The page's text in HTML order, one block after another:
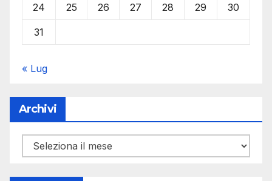
24 25 26 27 28 29 30
31
« Lug
Archivi
Archivi